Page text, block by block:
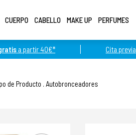
a partir 40€* Cita previa
CUERPO CABELLO MAKE UP PERFUMES
de Producto Autobronceadores